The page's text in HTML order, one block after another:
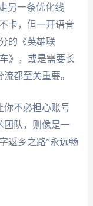
另一条优化线
卡，但一开语音
的《英雄联
》，或是需要长
都至关重要。
你不必担心账号
团队，则像是一
返乡之路”永远畅